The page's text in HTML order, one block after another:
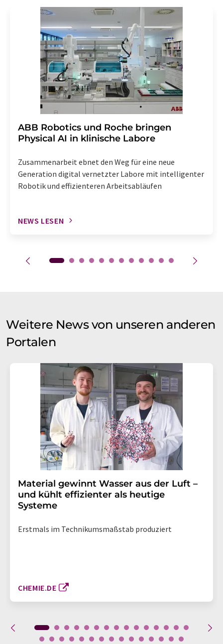
Str. 2, 12489 Berlin oder per E-Mail unter
widerruf@lumitos.commit Wirkung für die Zukunft
widerrufen. Zudem ist in jeder E-Mail ein Link zur
Abbestellung des entsprechenden Newsletters
enthalten.
​​​​​​​ABB Robotics und Roche bringen
Physical AI in klinische Labore
Zusammenarbeit ebnet den Weg für eine neue
Generation digital vernetzter Labore mit intelligenter
Robotik und effizienteren Arbeitsabläufen
NEWS LESEN
Weitere News von unseren anderen
Portalen
Material gewinnt Wasser aus der Luft –
und kühlt effizienter als heutige
Systeme
Erstmals im Technikumsmaßstab produziert
CHEMIE.DE